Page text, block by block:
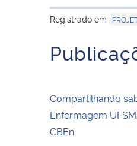
Registrado em
Compartilhando
Enfermagem
CBEn